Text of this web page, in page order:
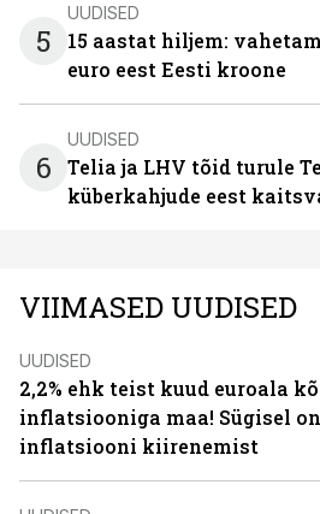
5
UUDISED
15 aastat hiljem:
euro eest Eesti kroone
6
UUDISED
Telia ja LHV tõid turule
küberkahjude eest
VIIMASED UUDISED
UUDISED
2,2% ehk teist kuud euroala
inflatsiooniga maa! Sügisel
inflatsiooni kiirenemist